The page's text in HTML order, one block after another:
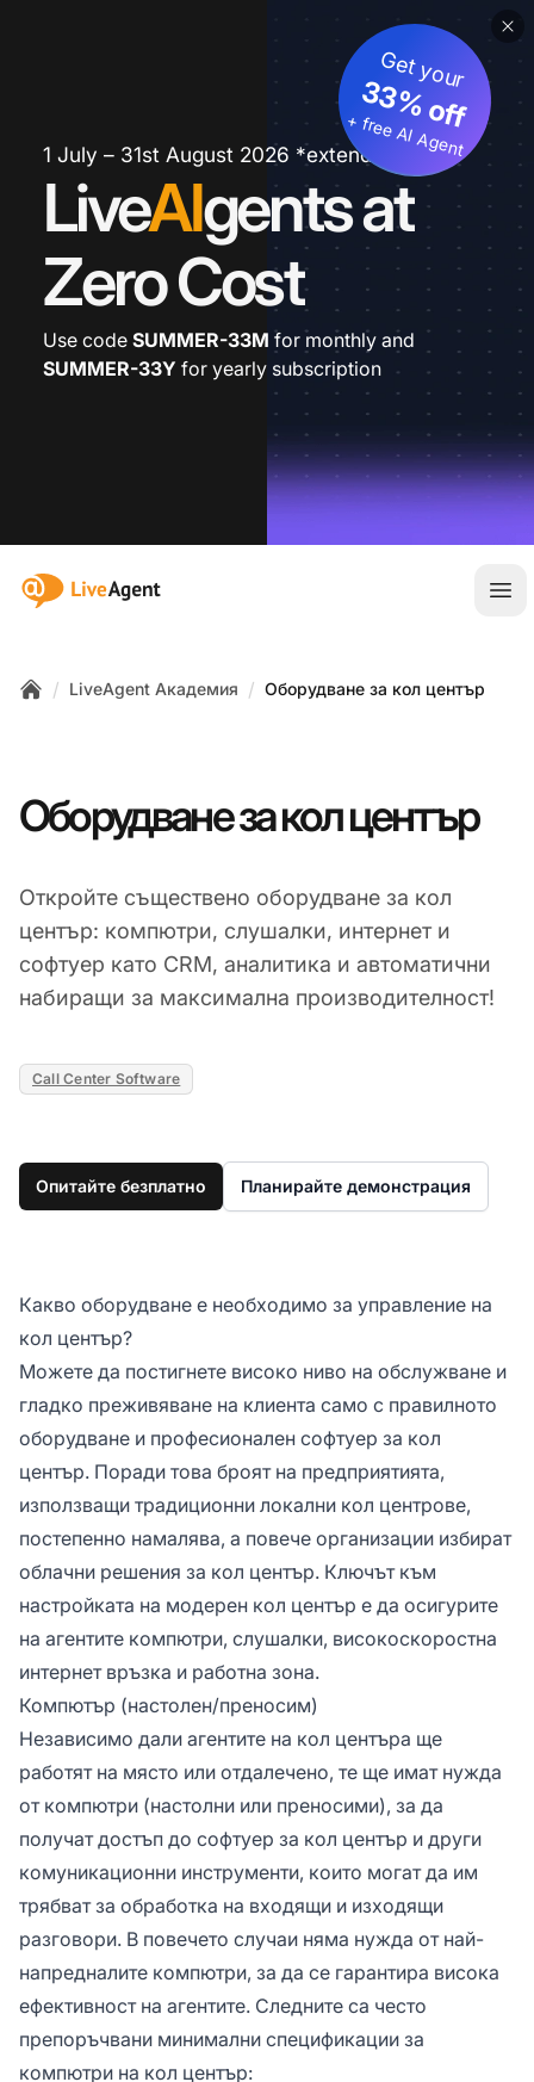
1 July – 31st August 2026 *extended
LiveAIgents at
Zero Cost
Get your
33% off
+ free AI Agent
Use code SUMMER-33M for monthly and
SUMMER-33Y for yearly subscription
:site.title
/ LiveAgent Академия / Оборудване за кол център
Оборудване за кол център
Откройте съществено оборудване за кол
център: компютри, слушалки, интернет и
софтуер като CRM, аналитика и автоматични
набиращи за максимална производителност!
Call Center Software
Опитайте безплатно Планирайте демонстрация
Какво оборудване е необходимо за управление на
кол център?
Можете да постигнете високо ниво на обслужване и
гладко преживяване на клиента само с правилното
оборудване и професионален софтуер за кол
център. Поради това броят на предприятията,
използващи традиционни локални кол центрове,
постепенно намалява, а повече организации избират
облачни решения за кол център. Ключът към
настройката на модерен кол център е да осигурите
на агентите компютри, слушалки, високоскоростна
интернет връзка и работна зона.
Компютър (настолен/преносим)
Независимо дали агентите на кол центъра ще
работят на място или отдалечено, те ще имат нужда
от компютри (настолни или преносими), за да
получат достъп до софтуер за кол център и други
комуникационни инструменти, които могат да им
трябват за обработка на входящи и изходящи
разговори. В повечето случаи няма нужда от най-
напредналите компютри, за да се гарантира висока
ефективност на агентите. Следните са често
препоръчвани минимални спецификации за
компютри на кол център: